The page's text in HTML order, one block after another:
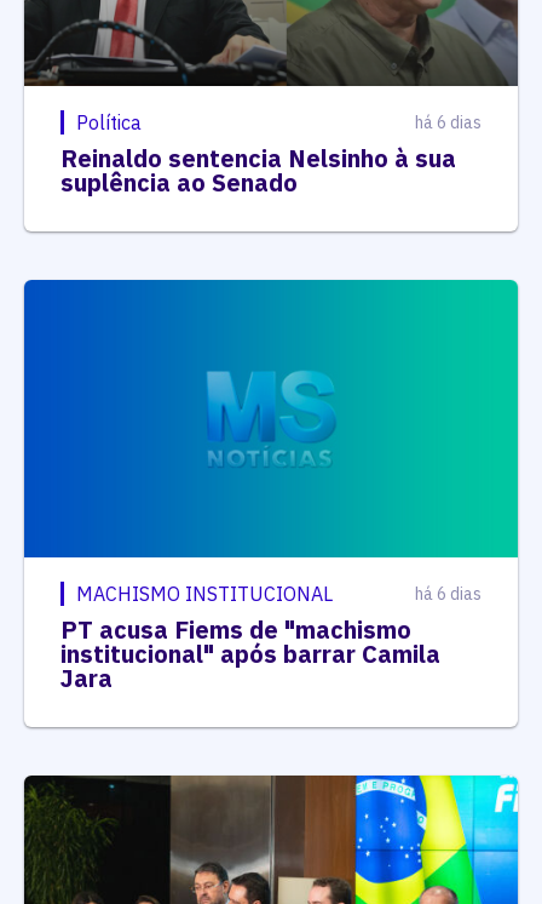
Política há 6 dias
Reinaldo sentencia Nelsinho à sua
suplência ao Senado
MACHISMO INSTITUCIONAL há 6 dias
PT acusa Fiems de "machismo
institucional" após barrar Camila
Jara